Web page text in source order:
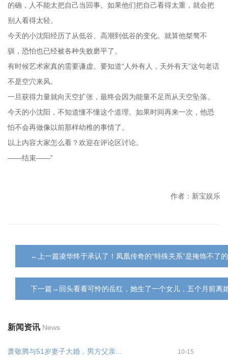
的确，人不能太把自己当回事。如果他们把自己看得太重，就会把
别人看得太轻。
今天的小沈阳经历了从低谷、高潮到低谷的变化。就算他桀骜不
驯，恐怕也已经被各种失败磨平了。
有时候艺术家真的需要谦虚。要知道“人外有人，天外有天”这句老话
不是空穴来风。
一旦获得力量就向天空扩张，最终会因为能量不足而从天空坠落。
今天的小沈阳，不知道懂不懂这个道理。如果时间再来一次，他恐
怕不会再做像以前那样幼稚的事情了。
以上内容大家怎么看？欢迎在评论区讨论。
——结束——”
作者：新宝娱乐
←上一篇凌华终于承认了！凤凰传奇的“特殊关系”是掩饰不了的
下一篇→回头看看可怜的岳红，她生了一个女儿，五个月前离
新闻资讯 News
萧敬腾与51岁妻子大婚，男方父亲... 10-15